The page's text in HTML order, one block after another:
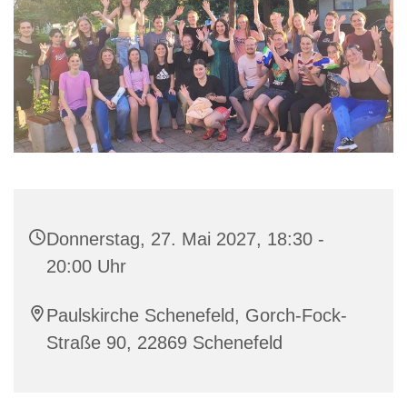
Donnerstag, 27. Mai 2027, 18:30 -
20:00 Uhr
Paulskirche Schenefeld, Gorch-Fock-
Straße 90, 22869 Schenefeld